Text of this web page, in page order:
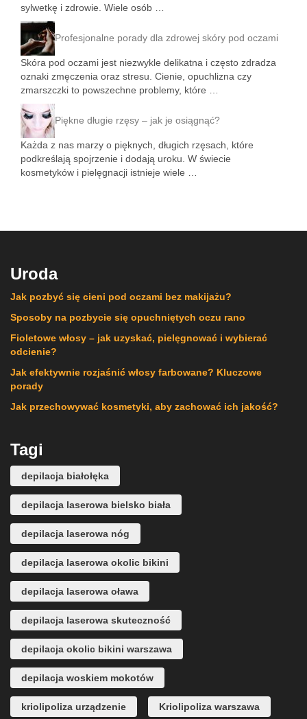
sylwetkę i zdrowie. Wiele osób …
Profesjonalne porady dla zdrowej skóry pod oczami
Skóra pod oczami jest niezwykle delikatna i często zdradza
oznaki zmęczenia oraz stresu. Cienie, opuchlizna czy
zmarszczki to powszechne problemy, które …
Piękne długie rzęsy – jak je osiągnąć?
Każda z nas marzy o pięknych, długich rzęsach, które
podkreślają spojrzenie i dodają uroku. W świecie
kosmetyków i pielęgnacji istnieje wiele …
Uroda
Jak pozbyć się cieni pod oczami bez makijażu?
Sposoby na pozbycie się opuchniętych oczu rano
Fioletowe włosy – jak uzyskać, pielęgnować i wybierać
odcienie?
Jak efektywnie rozjaśnić włosy farbowane? Kluczowe
porady
Jak przechowywać kosmetyki, aby zachować ich jakość?
Tagi
depilacja białołęka
depilacja laserowa bielsko biała
depilacja laserowa nóg
depilacja laserowa okolic bikini
depilacja laserowa oława
depilacja laserowa skuteczność
depilacja okolic bikini warszawa
depilacja woskiem mokotów
kriolipoliza urządzenie Kriolipoliza warszawa